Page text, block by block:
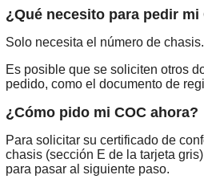
¿Qué necesito para pedir mi
Solo necesita el número de chasis.
Es posible que se soliciten otros
pedido, como el documento de
¿Cómo pido mi COC ahora?
Para solicitar su certificado de
chasis (sección E de la tarjeta
para pasar al siguiente paso.